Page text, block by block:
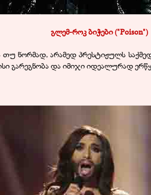
გლემ-როკ ბიჭები ("Poison")
ნორმად, არამედ პრესტიჟულს
გარეგნობა და იმიჯი იდეალურად